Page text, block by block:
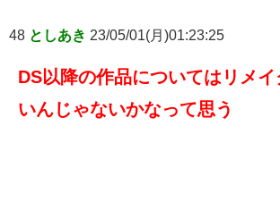
48 としあき 23/05/01(月)01:23:25
DS以降の作品についてはリメ
いんじゃないかなって思う